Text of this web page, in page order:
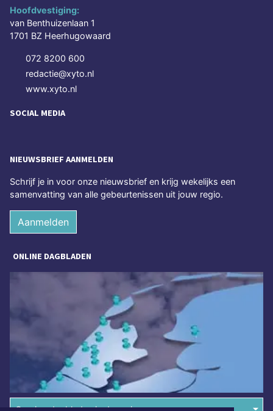
Hoofdvestiging:
van Benthuizenlaan 1
1701 BZ Heerhugowaard
072 8200 600
redactie@xyto.nl
www.xyto.nl
SOCIAL MEDIA
NIEUWSBRIEF AANMELDEN
Schrijf je in voor onze nieuwsbrief en krijg wekelijks een
samenvatting van alle gebeurtenissen uit jouw regio.
Aanmelden
ONLINE DAGBLADEN